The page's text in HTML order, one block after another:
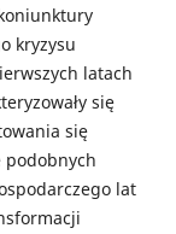
kryzysu
latach
się
się
podobnych
lat